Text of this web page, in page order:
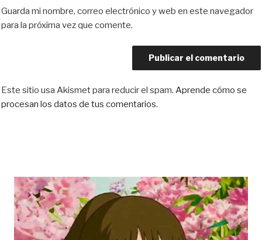
Guarda mi nombre, correo electrónico y web en este navegador
para la próxima vez que comente.
Este sitio usa Akismet para reducir el spam. Aprende cómo se
procesan los datos de tus comentarios.